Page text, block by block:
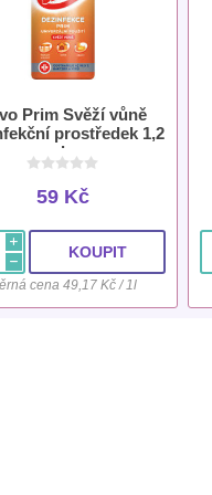
Prim Svěží vůně
prostředek 1,2
l
59 Kč
i
h
cena 49,17 Kč / 1l